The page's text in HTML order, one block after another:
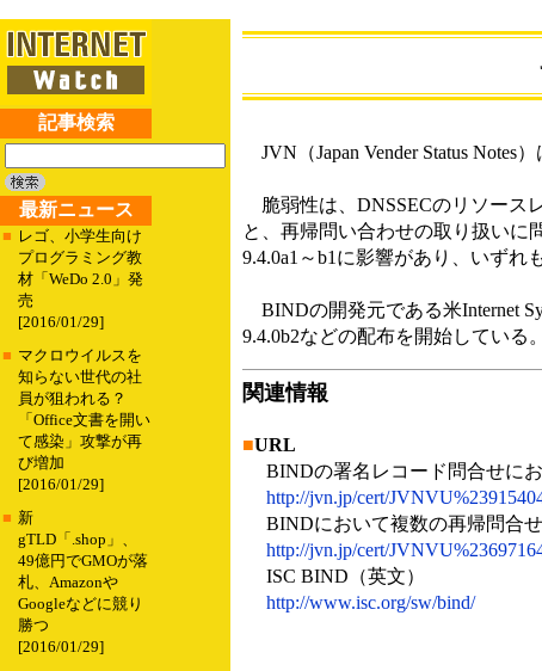
記事検索
最新ニュース
■ レゴ、小学生向け
プログラミング教
材「WeDo 2.0」発
売
[2016/01/29]
■ マクロウイルスを
知らない世代の社
員が狙われる？
「Office文書を開い
て感染」攻撃が再
び増加
[2016/01/29]
■ 新
gTLD「.shop」、
49億円でGMOが落
札、Amazonや
Googleなどに競り
勝つ
[2016/01/29]
JVN（Japan Vender Status Notes
脆弱性は、DNSSECのリソース
と、再帰問い合わせの取り扱いに
9.4.0a1～b1に影響があり、いずれ
BINDの開発元である米Internet
9.4.0b2などの配布を開始している。
関連情報
■URL
BINDの署名レコード問合せに
http://jvn.jp/cert/
BINDにおいて複数の再帰問合
http://jvn.jp/cert/
ISC BIND（英文）
http://www.isc.org/sw/bind/